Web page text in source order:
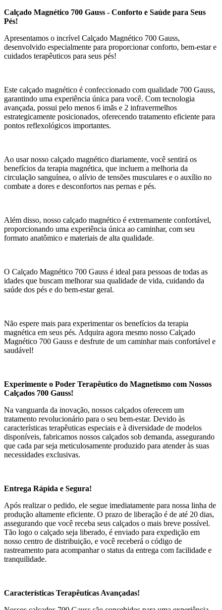
Calçado Magnético 700 Gauss - Conforto e Saúde para Seus
Pés!
Apresentamos o incrível Calçado Magnético 700 Gauss,
desenvolvido especialmente para proporcionar conforto, bem-estar e
cuidados terapêuticos para seus pés!
Este calçado magnético é confeccionado com qualidade 700 Gauss,
garantindo uma experiência única para você. Com tecnologia
avançada, possui pelo menos 6 imãs e 2 infravermelhos
estrategicamente posicionados, oferecendo tratamento eficiente para
pontos reflexológicos importantes.
Ao usar nosso calçado magnético diariamente, você sentirá os
benefícios da terapia magnética, que incluem a melhoria da
circulação sanguínea, o alívio de tensões musculares e o auxílio no
combate a dores e desconfortos nas pernas e pés.
Além disso, nosso calçado magnético é extremamente confortável,
proporcionando uma experiência única ao caminhar, com seu
formato anatômico e materiais de alta qualidade.
O Calçado Magnético 700 Gauss é ideal para pessoas de todas as
idades que buscam melhorar sua qualidade de vida, cuidando da
saúde dos pés e do bem-estar geral.
Não espere mais para experimentar os benefícios da terapia
magnética em seus pés. Adquira agora mesmo nosso Calçado
Magnético 700 Gauss e desfrute de um caminhar mais confortável e
saudável!
Experimente o Poder Terapêutico do Magnetismo com Nossos
Calçados 700 Gauss!
Na vanguarda da inovação, nossos calçados oferecem um
tratamento revolucionário para o seu bem-estar. Devido às
características terapêuticas especiais e à diversidade de modelos
disponíveis, fabricamos nossos calçados sob demanda, assegurando
que cada par seja meticulosamente produzido para atender às suas
necessidades exclusivas.
Entrega Rápida e Segura!
Após realizar o pedido, ele segue imediatamente para nossa linha de
produção altamente eficiente. O prazo de liberação é de até 20 dias,
assegurando que você receba seus calçados o mais breve possível.
Tão logo o calçado seja liberado, é enviado para expedição em
nosso centro de distribuição, e você receberá o código de
rastreamento para acompanhar o status da entrega com facilidade e
tranquilidade.
Características Terapêuticas Avançadas!